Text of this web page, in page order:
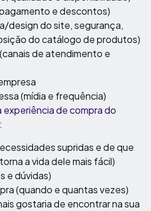
e descontos)
design do site, segurança,
do catálogo de produtos)
de atendimento e
(mídia e frequência)
de compra do
supridas e de que
a vida dele mais fácil)
e dúvidas)
(quando e quantas vezes)
gostaria de encontrar na sua